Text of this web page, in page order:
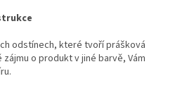
odstínech, které tvoří prášková
o produkt v jiné barvě, Vám